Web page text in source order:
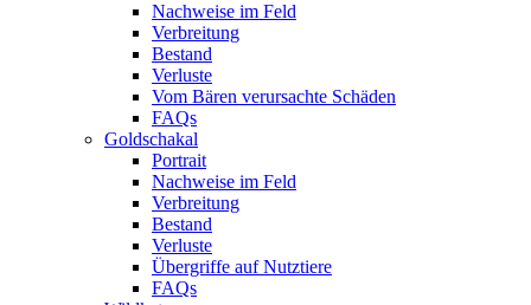
Nachweise im Feld
Verbreitung
Bestand
Verluste
Vom Bären verursachte Schäden
FAQs
Goldschakal
Portrait
Nachweise im Feld
Verbreitung
Bestand
Verluste
Übergriffe auf Nutztiere
FAQs